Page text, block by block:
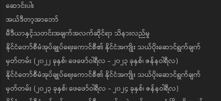
ဆောင်းပါး
အယ်ဒီတာ့အာဘော်
မီဒီယာနှင့်သတင်းအချက်အလက်ဆိုင်ရာ သိနားလည်မှု
နိုင်ငံတော်စီမံအုပ်ချုပ်ရေးကောင်စီ၏ နိုင်ငံအကျိုး သယ်ပိုးဆောင်ရွက်ချက်
မှတ်တမ်း (၂၀၂၂ ခုနှစ်၊ ဖေဖော်ဝါရီလ - ၂၀၂၃ ခုနှစ်၊ ဇန်နဝါရီလ)
နိုင်ငံတော်စီမံအုပ်ချုပ်ရေးကောင်စီ၏ နိုင်ငံအကျိုး သယ်ပိုးဆောင်ရွက်ချက်
မှတ်တမ်း (၂၀၂၃ ခုနှစ်၊ ဖေဖော်ဝါရီလ - ၂၀၂၄ ခုနှစ်၊ ဇန်နဝါရီလ)